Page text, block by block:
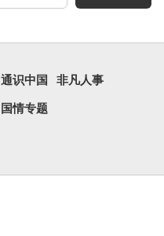
通识中国 非凡人事
国情专题